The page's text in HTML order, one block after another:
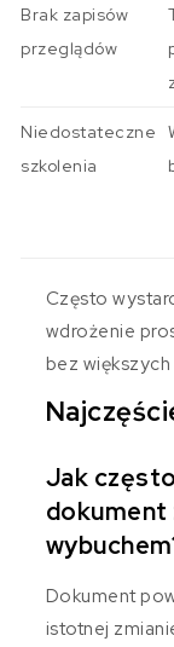
Brak zapisów
przeglądów
Niedostateczne
szkolenia
Często
wdrożenie
bez
Jak
dokument
Dokument
istotnej